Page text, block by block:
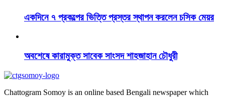
একদিনে ৭ প্রকল্পের ভিত্তি প্রস্তর স্থাপন করলেন চসিক মেয়র
অবশেষে কারামুক্ত সাবেক সাংসদ শাহজাহান চৌধুরী
Chattogram Somoy is an online based Bengali newspaper which